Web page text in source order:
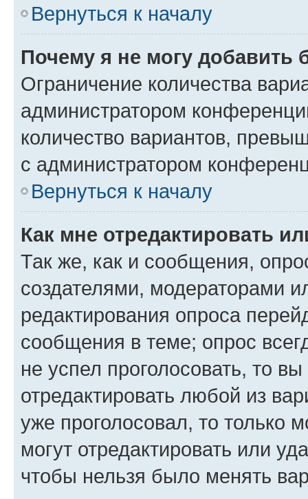
Вернуться к началу
Почему я не могу добавить
Ограничение количества
администратором
количество вариантов,
с администратором
Вернуться к началу
Как мне отредактировать
Так же, как и сообщения,
создателями, модераторами
редактирования опроса
сообщения в теме; опрос
не успел проголосовать, то
отредактировать любой из
уже проголосовал, то только
могут отредактировать или
чтобы нельзя было менять